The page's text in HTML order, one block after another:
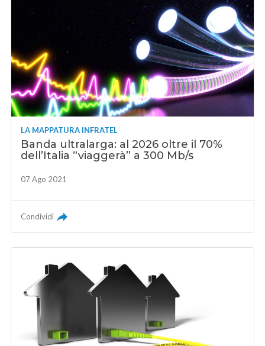
LA MAPPATURA INFRATEL
Banda ultralarga: al 2026 oltre il 70%
dell’Italia “viaggerà” a 300 Mb/s
07 Ago 2021
Condividi